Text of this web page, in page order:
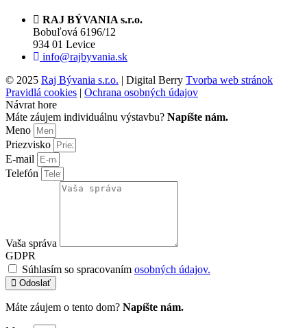
RAJ BÝVANIA s.r.o.
Bobuľová 6196/12
934 01 Levice
info@rajbyvania.sk
© 2025 Raj Bývania s.r.o. | Digital Berry Tvorba web stránok
Pravidlá cookies | Ochrana osobných údajov
Návrat hore
Máte záujem individuálnu výstavbu? Napíšte nám.
Meno
Priezvisko
E-mail
Telefón
Vaša správa
GDPR
Súhlasím so spracovaním osobných údajov.
Odoslať
Máte záujem o tento dom? Napíšte nám.